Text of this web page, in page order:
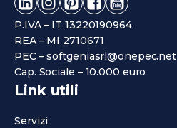
P.IVA – IT 13220190964
REA – MI 2710671
PEC – softgeniasrl@onepec.net
Cap. Sociale – 10.000 euro
Link utili
Servizi